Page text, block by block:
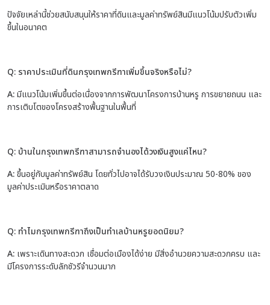
ปัจจัยเหล่านี้ช่วยสนับสนุนให้ราคาที่ดินและมูลค่าทรัพย์สินมีแนวโน้มปรับตัวเพิ่ม
ขึ้นในอนาคต
Q: ราคาประเมินที่ดินกรุงเทพกรีฑาเพิ่มขึ้นจริงหรือไม่?
A:มีแนวโน้มเพิ่มขึ้นต่อเนื่องจากการพัฒนาโครงการบ้านหรู การขยายถนน และ
การเติบโตของโครงสร้างพื้นฐานในพื้นที่
Q: บ้านในกรุงเทพกรีฑาสามารถจำนองได้วงเงินสูงแค่ไหน?
A:ขึ้นอยู่กับมูลค่าทรัพย์สิน โดยทั่วไปอาจได้รับวงเงินประมาณ 50-80% ของ
มูลค่าประเมินหรือราคาตลาด
Q: ทำไมกรุงเทพกรีฑาถึงเป็นทำเลบ้านหรูยอดนิยม?
A: เพราะเดินทางสะดวก เชื่อมต่อเมืองได้ง่าย มีสิ่งอำนวยความสะดวกครบ และ
มีโครงการระดับลักชัวรีจำนวนมาก